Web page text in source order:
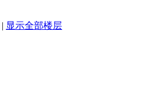
| 显示全部楼层